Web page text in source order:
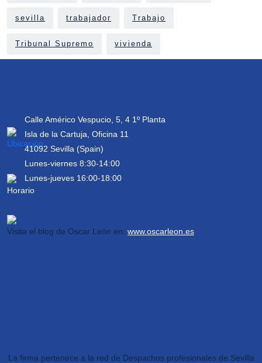
sevilla trabajador Trabajo
Tribunal Supremo vivienda
Calle Américo Vespucio, 5, 4 1º Planta
Isla de la Cartuja, Oficina 11
41092 Sevilla (Spain)
Lunes-viernes 8:30-14:00
Lunes-jueves 16:00-18:00
Visita el blog de Oscar León en: www.oscarleon.es
La firma pertenece a la red de Despachos profesionales de Sevilla